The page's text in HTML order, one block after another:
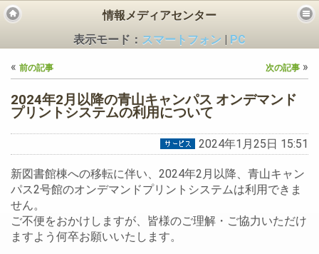
情報メディアセンター
表示モード： スマートフォン
PC
« 前の記事 次の記事 »
2024年2月以降の青山キャンパス オンデマンド
プリントシステムの利用について
2024年1月25日 15:51
新図書館棟への移転に伴い、2024年2月以降、青山キャン
パス2号館のオンデマンドプリントシステムは利用できま
せん。
ご不便をおかけしますが、皆様のご理解・ご協力いただけ
ますよう何卒お願いいたします。